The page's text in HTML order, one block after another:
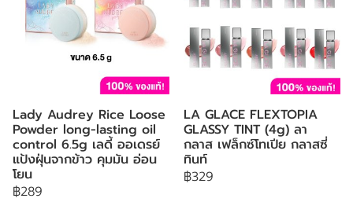
Lady Audrey Rice Loose
Powder long-lasting oil
control 6.5g เลดี้ ออเดรย์
แป้งฝุ่นจากข้าว คุมมัน อ่อน
โยน
฿289
LA GLACE FLEXTOPIA
GLASSY TINT (4g) ลา
กลาส เฟล็กซ์โทเปีย กลาสซี่
ทินท์
฿329